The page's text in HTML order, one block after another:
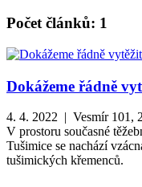
Počet článků: 1
Dokážeme řádně
4. 4. 2022 | Vesmír 101,
V prostoru současné
Tušimice se nachází
tušimických křemenců.